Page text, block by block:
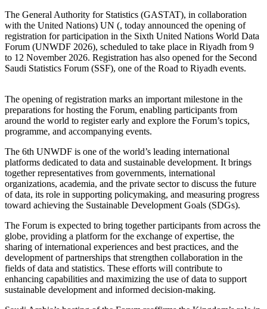
The General Authority for Statistics (GASTAT), in collaboration
with the United Nations) UN (, today announced the opening of
registration for participation in the Sixth United Nations World Data
Forum (UNWDF 2026), scheduled to take place in Riyadh from 9
to 12 November 2026. Registration has also opened for the Second
Saudi Statistics Forum (SSF), one of the Road to Riyadh events.
The opening of registration marks an important milestone in the
preparations for hosting the Forum, enabling participants from
around the world to register early and explore the Forum’s topics,
programme, and accompanying events.
The 6th UNWDF is one of the world’s leading international
platforms dedicated to data and sustainable development. It brings
together representatives from governments, international
organizations, academia, and the private sector to discuss the future
of data, its role in supporting policymaking, and measuring progress
toward achieving the Sustainable Development Goals (SDGs).
The Forum is expected to bring together participants from across the
globe, providing a platform for the exchange of expertise, the
sharing of international experiences and best practices, and the
development of partnerships that strengthen collaboration in the
fields of data and statistics. These efforts will contribute to
enhancing capabilities and maximizing the use of data to support
sustainable development and informed decision-making.